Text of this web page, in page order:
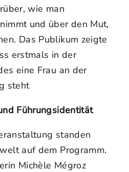
wie man
und über den Mut,
Das Publikum zeigte
erstmals in der
eine Frau an der
steht
Führungsidentität
standen
auf dem Programm.
Michèle Mégroz